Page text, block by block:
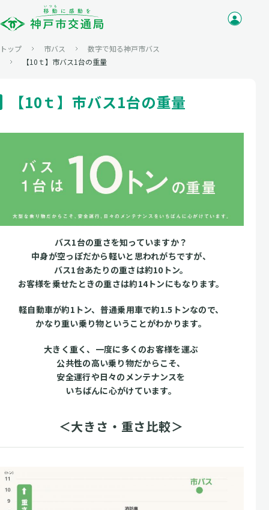
トップ 市バス
数字で知る神戸市バス
【10ｔ】市バス1台の重量
【10ｔ】市バス1台の重量
バス1台の重さを知っていますか？
中身が空っぽだから軽いと思われがちですが、
バス1台あたりの重さは約10トン。
お客様を乗せたときの重さは約14トンにもなります。
軽自動車が約1トン、普通乗用車で約1.5トンなので、
かなり重い乗り物ということがわかります。
大きく重く、一度に多くのお客様を運ぶ
公共性の高い乗り物だからこそ、
安全運行や日々のメンテナンスを
いちばんに心がけています。
＜大きさ・重さ比較＞